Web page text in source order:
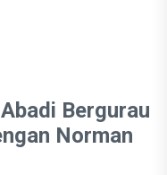
Bergurau
Norman